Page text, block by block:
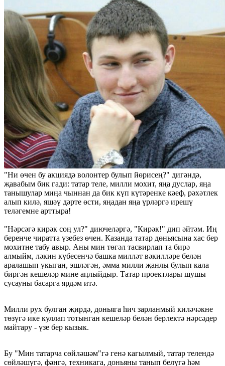
"Ни өчен бу акциядә волонтер булып йөрисең?" дигәндә,
җавабым бик гади: татар теле, милли мохит, яңа дуслар, яңа
танышулар миңа чыннан да бик күп күтәренке кәеф, рәхәтлек
алып килә, яшәү дәрте өсти, яңадан яңа үрләргә ирешү
теләгемне арттыра!
"Нәрсәгә кирәк соң ул?" диючеләргә, "Кирәк!" дип әйтәм. Иң
беренче чиратта үзебез өчен. Казанда татар дөньясына хас бер
мохитне табу авыр. Аны мин төгәл тасвирлап та бирә
алмыйм, ләкин күбесенчә башка милләт вәкилләре белән
аралашып укыган, эшләгән, әмма милли җанлы булып кала
биргән кешеләр мине аңлыйдыр. Татар проектлары шушы
сусауны басарга ярдәм итә.
Милли рух булган җирдә, доньяга һич зарланмый киләчәкне
төзүгә ике куллап тотынган кешеләр белән берлектә нәрсәдер
майтару - үзе бер кызык.
Бу "Мин татарча сөйләшәм"гә генә кагылмый, татар телендә
сөйләшүгә, фәнгә, техникага, доньяны танып белүгә һәм